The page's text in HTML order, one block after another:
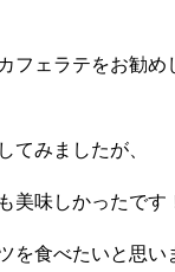
フェラテをお勧め
てみましたが、
美味しかったです
を食べたいと思い